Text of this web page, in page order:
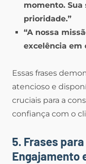
momento. Sua
prioridade.”
“A nossa
excelência em
Essas frases
atencioso e
cruciais para a
confiança com o
5. Frases
Engajamento